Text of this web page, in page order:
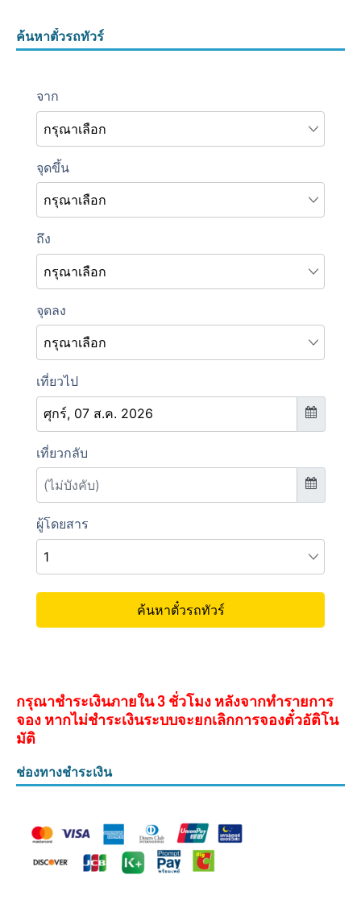
ค้นหาตั๋วรถทัวร์
กรุณาชำระเงินภายใน 3 ชั่วโมง หลังจากทำรายการ
จอง หากไม่ชำระเงินระบบจะยกเลิกการจองตั๋วอัติโน
มัติ
ช่องทางชำระเงิน